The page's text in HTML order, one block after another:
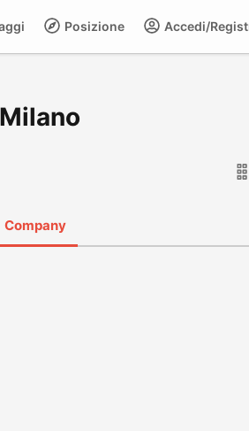
Accedi/
Posizione
Company